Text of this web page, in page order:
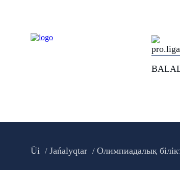
Üi Jańalyqtar ​Олимпиадалық